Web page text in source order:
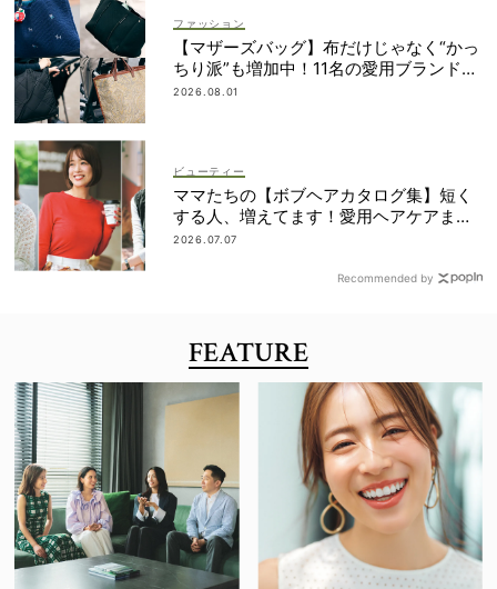
ファッション
【マザーズバッグ】布だけじゃなく“かっ
ちり派”も増加中！11名の愛用ブランド
は？
2026.08.01
ビューティー
ママたちの【ボブヘアカタログ集】短く
する人、増えてます！愛用ヘアケアまで
全部見せ
2026.07.07
Recommended by
FEATURE